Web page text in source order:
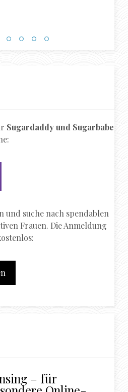
Sugardaddy und Sugarbabe
und suche nach spendablen
Frauen. Die Anmeldung
– für